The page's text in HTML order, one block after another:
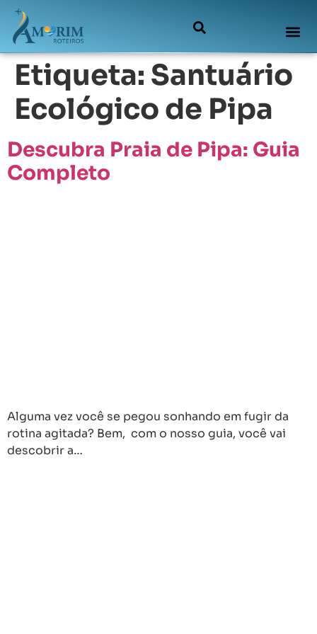
Etiqueta: Santuário
Ecológico de Pipa
Descubra Praia de Pipa: Guia
Completo
Alguma vez você se pegou sonhando em fugir da
rotina agitada? Bem, com o nosso guia, você vai
descobrir a…